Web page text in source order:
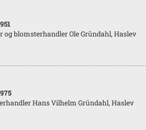
og blomsterhandler Ole Gründahl, Haslev
Hans Vilhelm Gründahl, Haslev